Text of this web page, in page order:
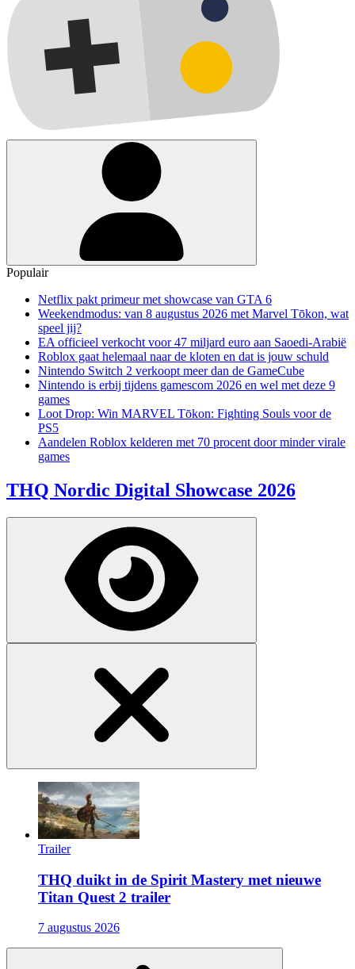
Populair
Netflix pakt primeur met showcase van GTA 6
Weekendmodus: van 8 augustus 2026 met Marvel Tōkon, wat
speel jij?
EA officieel verkocht voor 47 miljard euro aan Saoedi-Arabië
Roblox gaat helemaal naar de kloten en dat is jouw schuld
Nintendo Switch 2 verkoopt meer dan de GameCube
Nintendo is erbij tijdens gamescom 2026 en wel met deze 9
games
Loot Drop: Win MARVEL Tōkon: Fighting Souls voor de
PS5
Aandelen Roblox kelderen met 70 procent door minder virale
games
THQ Nordic Digital Showcase 2026
Trailer
THQ duikt in de Spirit Mastery met nieuwe
Titan Quest 2 trailer
7 augustus 2026